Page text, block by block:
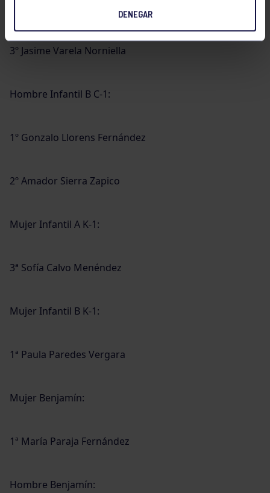
DENEGAR
3º Jasime Varela Norniella
Hombre Infantil B C-1:
1º Gonzalo Llorens Fernández
2º Amador Sierra Zapico
Mujer Infantil A K-1:
3ª Sofía Calvo Menéndez
Mujer Infantil B K-1:
1ª Paula Paredes Vergara
Mujer Benjamín:
1ª María Paraja Fernández
Hombre Benjamín: